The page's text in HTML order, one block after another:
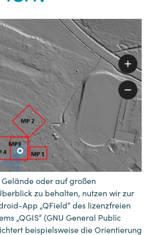
oder auf großen
zu behalten, nutzen wir zur
App „QField“ des lizenzfreien
„QGIS“ (GNU General Public
beispielsweise die Orientierung